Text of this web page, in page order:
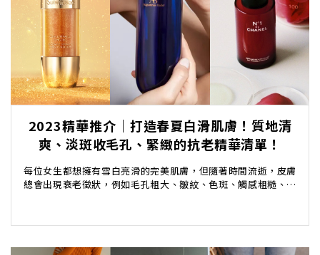
2023精華推介｜打造春夏白滑肌膚！質地清
爽、淡斑收毛孔、緊緻的抗老精華清單！
每位女生都想擁有雪白亮滑的完美肌膚，但隨著時間流逝，皮膚
總會出現衰老徵狀，例如毛孔粗大、皺紋、色斑、觸感粗糙、鬆